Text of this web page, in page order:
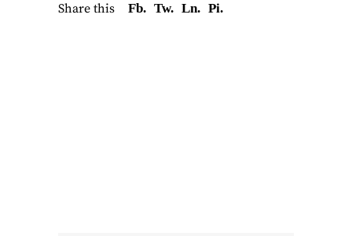
Share this Fb. Tw. Ln. Pi.